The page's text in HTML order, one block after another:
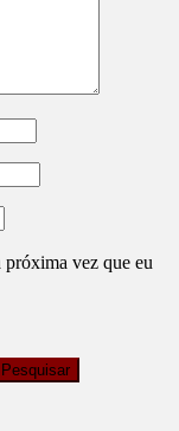
próxima vez que eu